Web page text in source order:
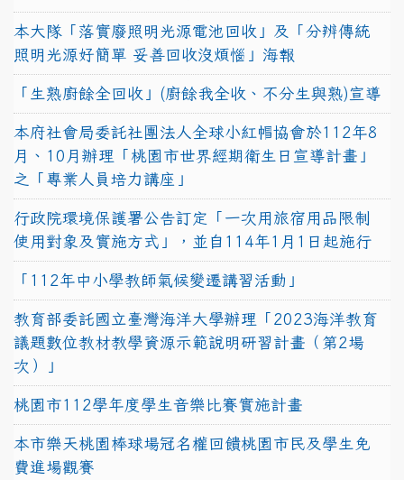
本大隊「落實廢照明光源電池回收」及「分辨傳統
照明光源好簡單 妥善回收沒煩惱」海報
「生熟廚餘全回收」(廚餘我全收、不分生與熟)宣導
本府社會局委託社團法人全球小紅帽協會於112年8
月、10月辦理「桃園市世界經期衛生日宣導計畫」
之「專業人員培力講座」
行政院環境保護署公告訂定「一次用旅宿用品限制
使用對象及實施方式」，並自114年1月1日起施行
「112年中小學教師氣候變遷講習活動」
教育部委託國立臺灣海洋大學辦理「2023海洋教育
議題數位教材教學資源示範說明研習計畫（第2場
次）」
桃園市112學年度學生音樂比賽實施計畫
本市樂天桃園棒球場冠名權回饋桃園市民及學生免
費進場觀賽